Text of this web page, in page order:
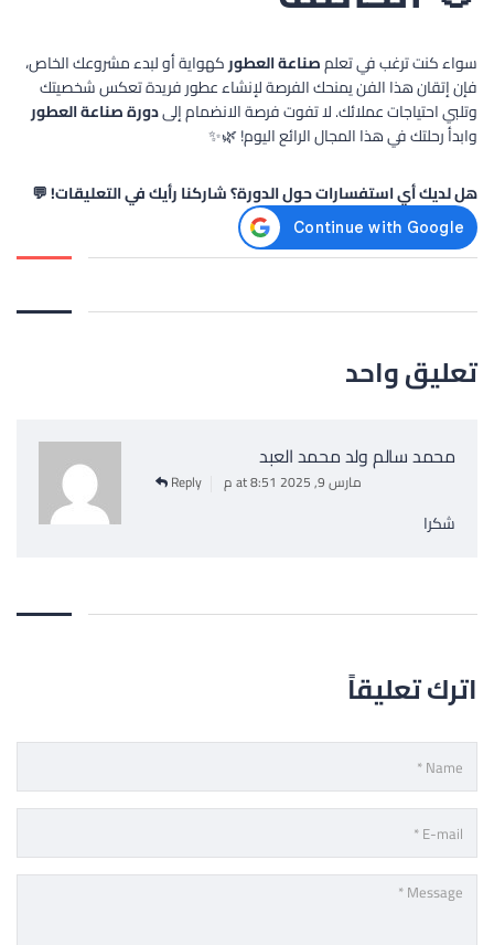
سواء كنت ترغب في تعلمصناعة العطوركهواية أو لبدء مشروعك الخاص،
فإن إتقان هذا الفن يمنحك الفرصة لإنشاء عطور فريدة تعكس شخصيتك
وتلبي احتياجات عملائك. لا تفوت فرصة الانضمام إلىدورة صناعة العطور
وابدأ رحلتك في هذا المجال الرائع اليوم! 🌿✨
هل لديك أي استفسارات حول الدورة؟ شاركنا رأيك في التعليقات! 💬
تعليق واحد
محمد سالم ولد محمد العبد
مارس 9, 2025 at 8:51 م Reply
شكرا
اترك تعليقاً